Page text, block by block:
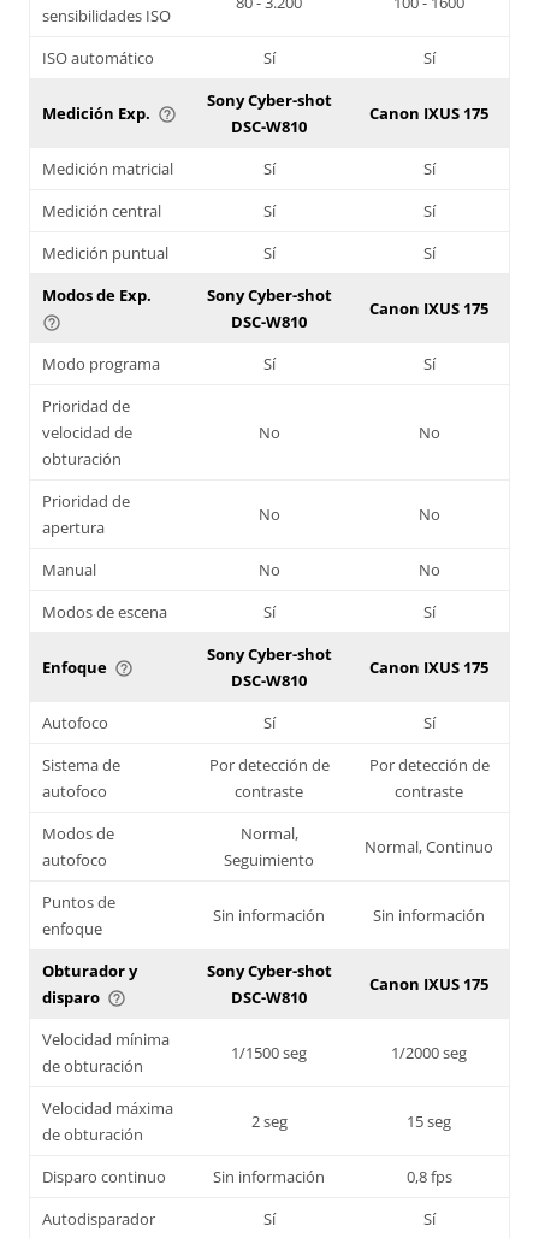
sensibilidades ISO
ISO automático Sí Sí
Medición Exp. help_outline
Sony Cyber-shot
DSC-W810
Canon IXUS 175
Medición matricial Sí
Sí
Medición central
Sí
Sí
Medición puntual
Sí
Sí
Modos de Exp.
help_outline
Sony Cyber-shot
DSC-W810
Canon IXUS 175
Modo programa Sí
Sí
Prioridad de
velocidad de
obturación
No No
Prioridad de
apertura
No No
Manual No
No
Modos de escena
Sí Sí
Enfoque help_outline
Sony Cyber-shot
DSC-W810
Canon IXUS 175
Autofoco Sí
Sí
Sistema de
autofoco
Por detección de
contraste
Por detección de
contraste
Modos de
autofoco
Normal,
Seguimiento
Normal, Continuo
Puntos de
enfoque
Sin información Sin información
Obturador y
disparo help_outline
Sony Cyber-shot
DSC-W810
Canon IXUS 175
Velocidad mínima
de obturación
1/1500 seg 1/2000 seg
Velocidad máxima
de obturación
2 seg 15 seg
Disparo continuo Sin información
0,8 fps
Autodisparador
Sí
Sí